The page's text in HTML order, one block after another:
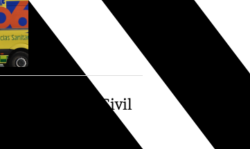
a la Guardia Civil